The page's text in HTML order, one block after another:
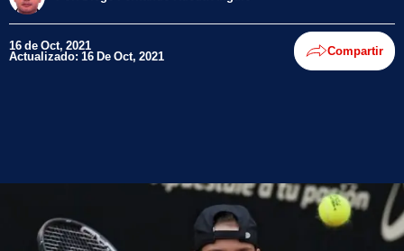
16 de Oct, 2021
Actualizado: 16 De Oct, 2021 Compartir